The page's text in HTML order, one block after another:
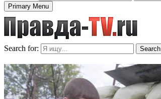
Primary Menu
Search for: Search